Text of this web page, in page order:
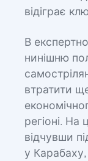
відіграє
В
нинішню
втратити
регіоні.
відчувши
у